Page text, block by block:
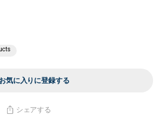
お気に入りに登録する
シェアする